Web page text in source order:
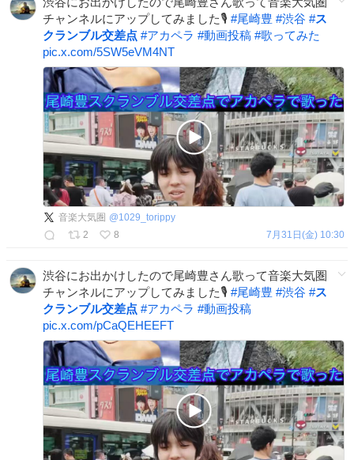
チャンネルにアップしてみました🎙️ #尾崎豊 #渋谷 #ス
クランブル交差点 #アカペラ #動画投稿 #歌ってみた
pic.x.com/5SW5eVM4NT
音楽大気圏 @1029_torippy
2
8 7月31日(金) 10:30
渋谷にお出かけしたので尾崎豊さん歌って音楽大気圏
チャンネルにアップしてみました🎙️ #尾崎豊 #渋谷 #ス
クランブル交差点 #アカペラ #動画投稿
pic.x.com/pCaQEHEEFT